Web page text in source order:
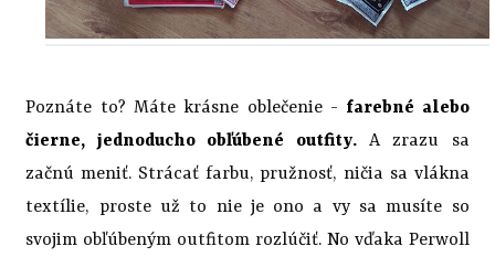
Poznáte to? Máte krásne oblečenie - farebné alebo
čierne, jednoducho obľúbené outfity.A zrazu sa
začnú meniť. Strácať farbu, pružnosť, ničia sa vlákna
textílie, proste už to nie je ono a vy sa musíte so
svojim obľúbeným outfitom rozlúčiť. No vďaka Perwoll